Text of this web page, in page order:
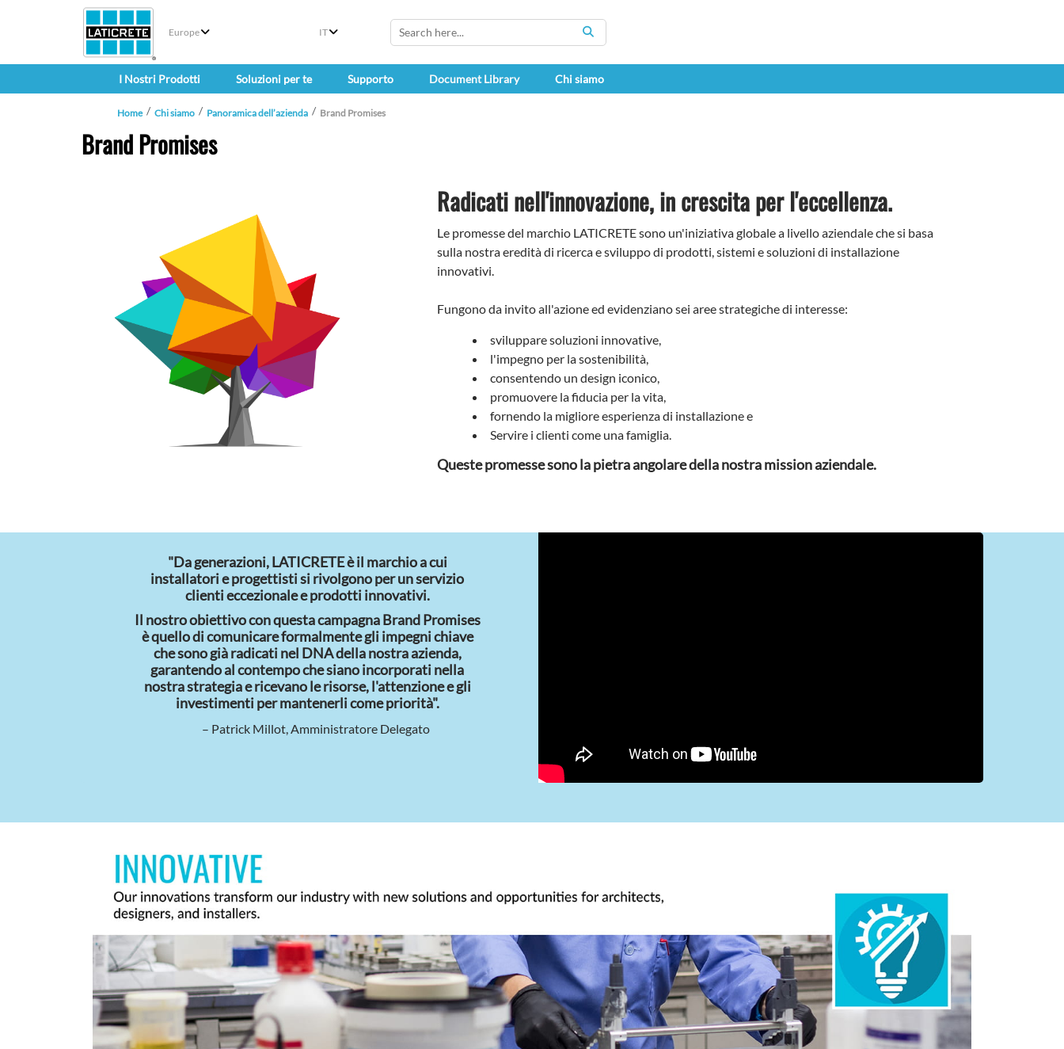
Europe IT
SEARCH
I Nostri Prodotti Soluzioni per te Supporto Document Library Chi siamo
Home Chi siamo Panoramica dell’azienda Brand Promises
Brand Promises
Radicati nell'innovazione, in crescita per l'eccellenza.
Le promesse del marchio LATICRETE sono un'iniziativa globale a livello aziendale che si basa
sulla nostra eredità di ricerca e sviluppo di prodotti, sistemi e soluzioni di installazione
innovativi.
Fungono da invito all'azione ed evidenziano sei aree strategiche di interesse:
sviluppare soluzioni innovative,
l'impegno per la sostenibilità,
consentendo un design iconico,
promuovere la fiducia per la vita,
fornendo la migliore esperienza di installazione e
Servire i clienti come una famiglia.
Queste promesse sono la pietra angolare della nostra mission aziendale.
"Da generazioni, LATICRETE è il marchio a cui
installatori e progettisti si rivolgono per un servizio
clienti eccezionale e prodotti innovativi.
Il nostro obiettivo con questa campagna Brand Promises
è quello di comunicare formalmente gli impegni chiave
che sono già radicati nel DNA della nostra azienda,
garantendo al contempo che siano incorporati nella
nostra strategia e ricevano le risorse, l'attenzione e gli
investimenti per mantenerli come priorità".
– Patrick Millot, Amministratore Delegato